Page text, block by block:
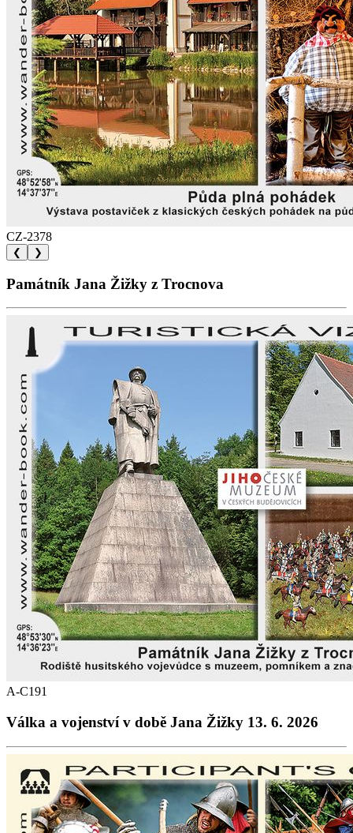
CZ-2378
❮ ❯
Památník Jana Žižky z Trocnova
A-C191
Válka a vojenství v době Jana Žižky 13. 6. 2026